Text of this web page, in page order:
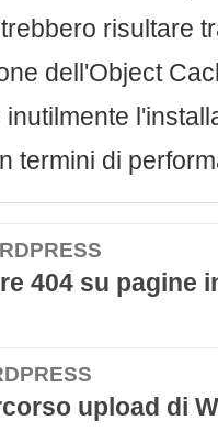
risultare
dell'Object
termini di
404 su pagine
upload di